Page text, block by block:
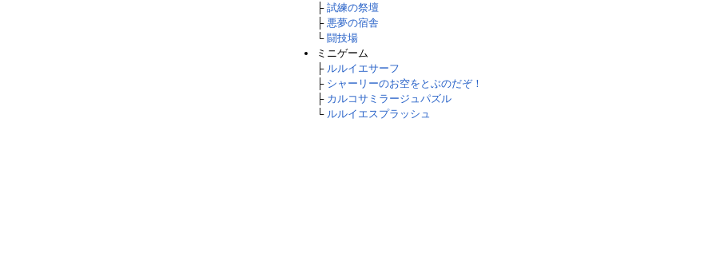
├ 試練の祭壇
├ 悪夢の宿舎
└ 闘技場
ミニゲーム
├ ルルイエサーフ
├ シャーリーのお空をとぶのだぞ！
├ カルコサミラージュパズル
└ ルルイエスプラッシュ